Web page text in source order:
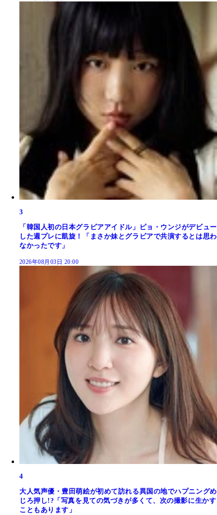
3
「韓国人初の日本グラビアアイドル」ピョ・ウンジがデビュー
した週プレに凱旋！「まさか妹とグラビアで共演するとは思わ
なかったです」
2026年08月03日 20:00
4
大人気声優・豊田萌絵が初めて訪れる異国の地でハプニングめ
じろ押し!?「写真を見ての気づきが多くて、次の撮影に生かす
こともあります」